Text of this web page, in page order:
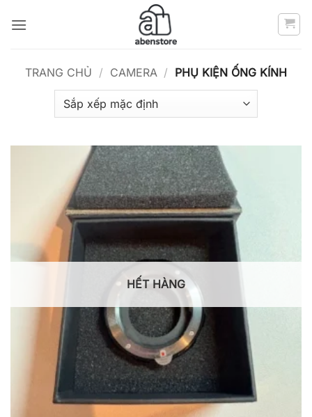
qua
TRANG CHỦ / CAMERA / PHỤ KIỆN ỐNG KÍNH
HẾT HÀNG